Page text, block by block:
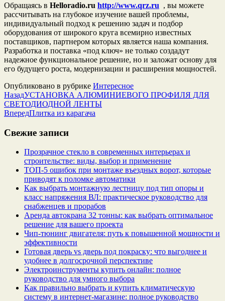
Обращаясь в Helloradio.ru http://www.qrz.ru , вы можете
рассчитывать на глубокое изучение вашей проблемы,
индивидуальный подход к решению задач и подбор
оборудования от широкого круга всемирно известных
поставщиков, партнером которых является наша компания.
Разработка и поставка «под ключ» не только создадут
надежное функциональное решение, но и заложат основу для
его будущего роста, модернизации и расширения мощностей.
Опубликовано в рубрике Интересное
НазадУСТАНОВКА АЛЮМИНИЕВОГО ПРОФИЛЯ ДЛЯ
СВЕТОДИОДНОЙ ЛЕНТЫ
ВпередПлитка из карагача
Свежие записи
Прозрачное стекло в современных интерьерах и
строительстве: виды, выбор и применение
ТОП-5 ошибок при монтаже въездных ворот, которые
приводят к поломке автоматики
Как выбрать монтажную лестницу под тип опоры и
класс напряжения ВЛ: практическое руководство для
снабженцев и прорабов
Аренда автокрана 32 тонны: как выбрать оптимальное
решение для вашего проекта
Чип‑тюнинг двигателя: путь к повышенной мощности и
эффективности
Готовая дверь vs дверь под покраску: что выгоднее и
удобнее в долгосрочной перспективе
Электроинструменты купить онлайн: полное
руководство для умного выбора
Как правильно выбрать и купить климатическую
систему в интернет‑магазине: полное руководство